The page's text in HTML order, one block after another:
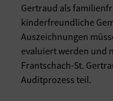
Gertraud als
kinderfreundliche
Auszeichnungen
evaluiert werden und
Frantschach-St.
Auditprozess teil.